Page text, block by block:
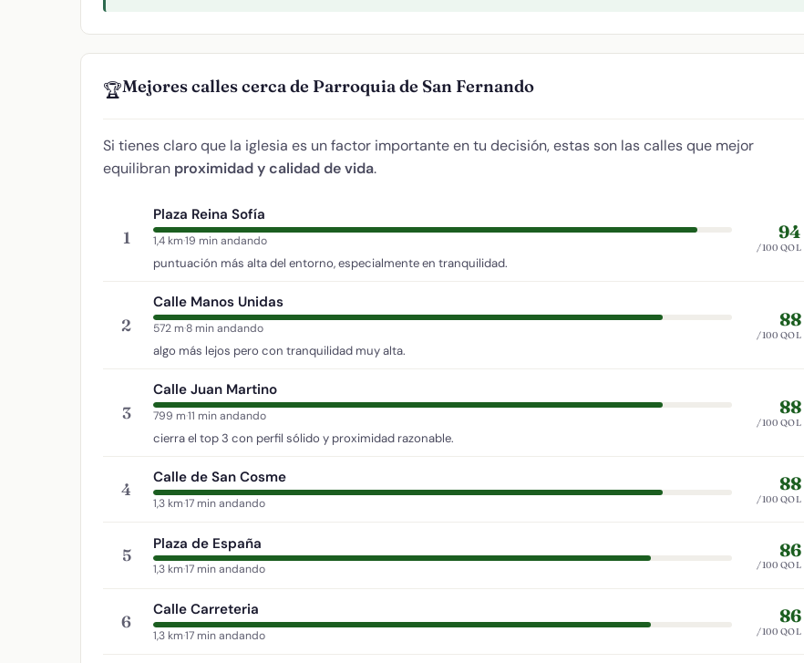
🏆Mejores calles cerca de Parroquia de San Fernando
Si tienes claro que la iglesia es un factor importante en tu decisión, estas son las calles que mejor
equilibran proximidad y calidad de vida.
1
Plaza Reina Sofía
1,4 km·19 min andando
puntuación más alta del entorno, especialmente en tranquilidad.
94
/100 QOL
2
Calle Manos Unidas
572 m·8 min andando
algo más lejos pero con tranquilidad muy alta.
88
/100 QOL
3
Calle Juan Martino
799 m·11 min andando
cierra el top 3 con perfil sólido y proximidad razonable.
88
/100 QOL
4
Calle de San Cosme
1,3 km·17 min andando
88
/100 QOL
5
Plaza de España
1,3 km·17 min andando
86
/100 QOL
6
Calle Carreteria
1,3 km·17 min andando
86
/100 QOL